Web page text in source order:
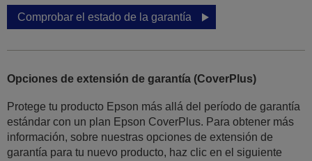
Comprobar el estado de la garantía
Opciones de extensión de garantía (CoverPlus)
Protege tu producto Epson más allá del período de garantía
estándar con un plan Epson CoverPlus. Para obtener más
información, sobre nuestras opciones de extensión de
garantía para tu nuevo producto, haz clic en el siguiente